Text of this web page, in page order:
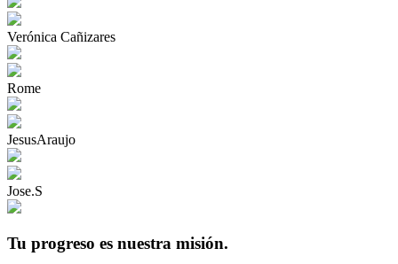
Verónica Cañizares
Rome
JesusAraujo
Jose.S
Tu progreso es nuestra misión.